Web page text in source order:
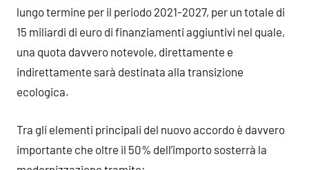
lungo termine per il periodo 2021-2027, per un totale di
15 miliardi di euro di finanziamenti aggiuntivi nel quale,
una quota davvero notevole, direttamente e
indirettamente sarà destinata alla transizione
ecologica.
Tra gli elementi principali del nuovo accordo è davvero
importante che oltre il 50% dell’importo sosterrà la